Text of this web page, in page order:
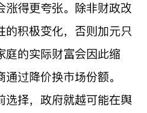
涨得更夸张。除非财政改
的积极变化，否则加元只
庭的实际财富会因此缩
过降价换市场份额。
选择，政府就越可能在舆